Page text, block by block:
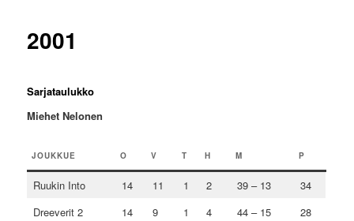
2001
Sarjataulukko
Miehet Nelonen
JOUKKUE O V T H M P
Ruukin Into 14 11 1 2 39 – 13
34
Dreeverit 2
14 9 1 4 44 – 15
28